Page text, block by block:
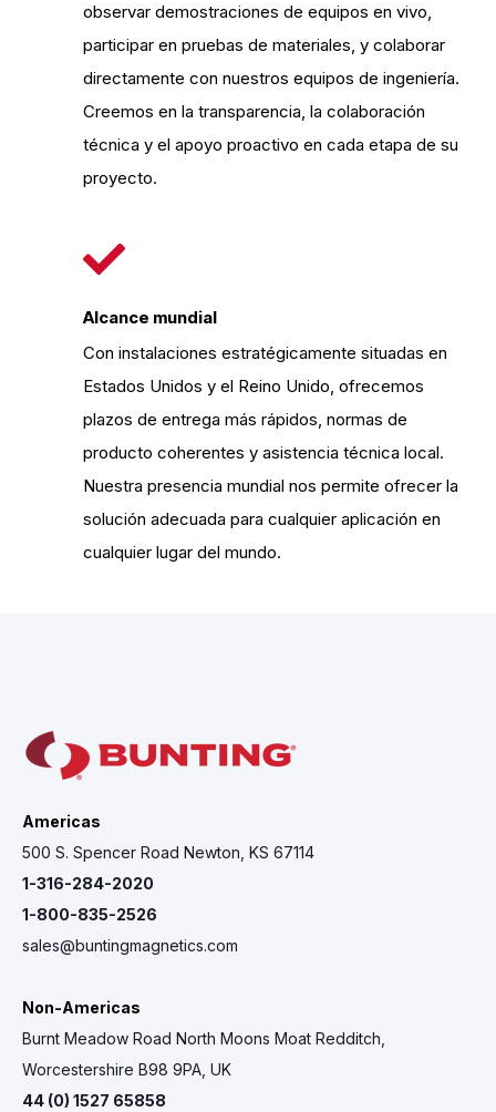
observar demostraciones de equipos en vivo,
participar en pruebas de materiales, y colaborar
directamente con nuestros equipos de ingeniería.
Creemos en la transparencia, la colaboración
técnica y el apoyo proactivo en cada etapa de su
proyecto.
Alcance mundial
Con instalaciones estratégicamente situadas en
Estados Unidos y el Reino Unido, ofrecemos
plazos de entrega más rápidos, normas de
producto coherentes y asistencia técnica local.
Nuestra presencia mundial nos permite ofrecer la
solución adecuada para cualquier aplicación en
cualquier lugar del mundo.
Americas
500 S. Spencer Road Newton, KS 67114
1-316-284-2020
1-800-835-2526
sales@buntingmagnetics.com
Non-Americas
Burnt Meadow Road North Moons Moat Redditch,
Worcestershire B98 9PA, UK
44 (0) 1527 65858